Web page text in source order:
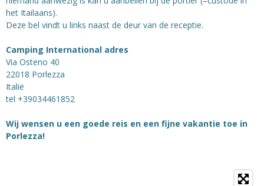
het Itailaans).
Deze bel vindt u links naast de deur van de receptie.
Camping International adres
Via Osteno 40
22018 Porlezza
Italië
tel +39034461852
Wij wensen u een goede reis en een fijne vakantie toe in
Porlezza!